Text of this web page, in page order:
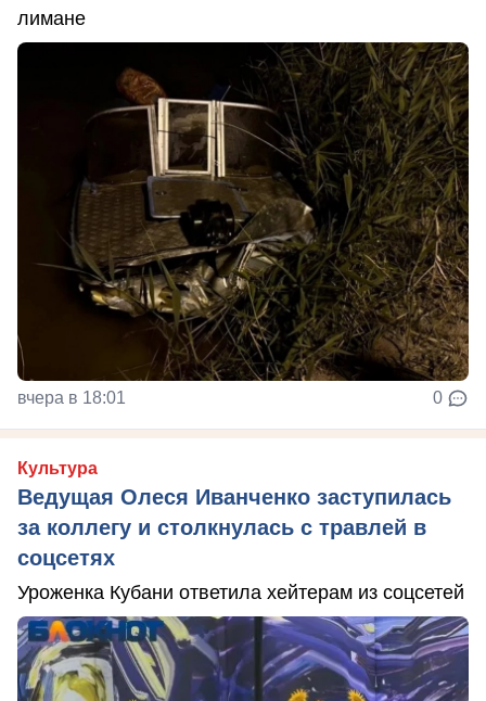
лимане
вчера в 18:01 0
Культура
Ведущая Олеся Иванченко заступилась
за коллегу и столкнулась с травлей в
соцсетях
Уроженка Кубани ответила хейтерам из соцсетей